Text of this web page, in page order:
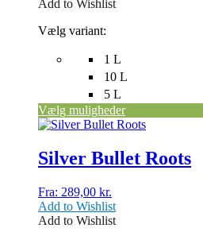
1 L
10 L
5 L
Vælg variant:
Vælg muligheder
vælges
varesiden
Add to Wishlist
Silver Bullet Roots
Fra: 289,00 kr.
Dette
har
flere
Mulighederne
kan
vælges
Add to Wishlist
Add to Wishlist